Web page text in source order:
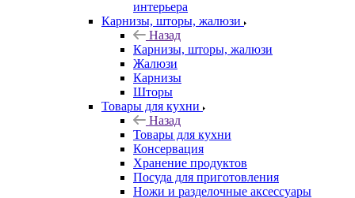
интерьера
Карнизы, шторы, жалюзи
Назад
Карнизы, шторы, жалюзи
Жалюзи
Карнизы
Шторы
Товары для кухни
Назад
Товары для кухни
Консервация
Хранение продуктов
Посуда для приготовления
Ножи и разделочные аксессуары